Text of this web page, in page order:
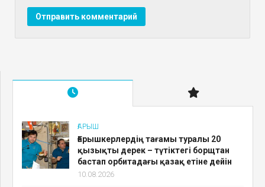
ҒАРЫШ
Ғарышкерлердің тағамы туралы 20
қызықты дерек – түтіктегі борщтан
бастап орбитадағы қазақ етіне дейін
10.08.2026